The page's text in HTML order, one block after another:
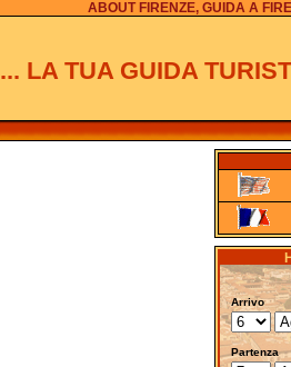
ABOUT FIRENZE, GUIDA A
... LA TUA GUIDA
Arrivo
Partenza